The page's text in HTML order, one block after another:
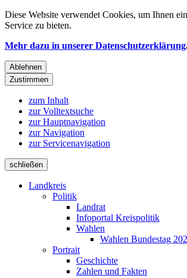
Diese Website verwendet Cookies, um Ihnen
Service zu bieten.
Mehr dazu in unserer Datenschutzerklärung
Ablehnen
Zustimmen
zum Inhalt
zur Volltextsuche
zur Hauptnavigation
zur Navigation
zur Servicenavigation
schließen
Landkreis
Politik
Landrat
Infoportal Kreispolitik
Wahlen
Wahlen Bundestag
Portrait
Geschichte
Zahlen und Fakten